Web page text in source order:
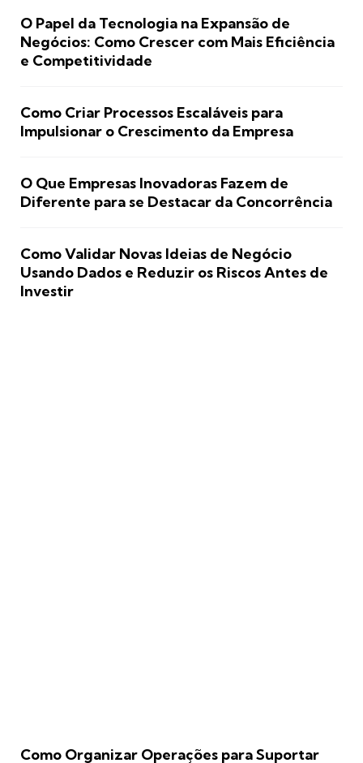
O Papel da Tecnologia na Expansão de
Negócios: Como Crescer com Mais Eficiência
e Competitividade
Como Criar Processos Escaláveis para
Impulsionar o Crescimento da Empresa
O Que Empresas Inovadoras Fazem de
Diferente para se Destacar da Concorrência
Como Validar Novas Ideias de Negócio
Usando Dados e Reduzir os Riscos Antes de
Investir
Como Organizar Operações para Suportar